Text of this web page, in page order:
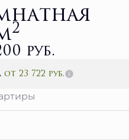
2
руб.
от 23 722 руб.